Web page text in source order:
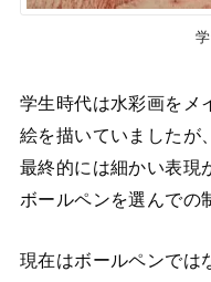
学生時代は水彩画をメ
絵を描いていましたが、
最終的には細かい表現
ボールペンを選んでの
現在はボールペンでは